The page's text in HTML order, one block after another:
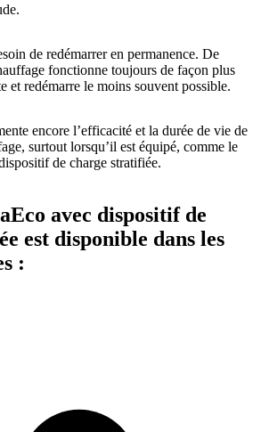
de redémarrer en permanence. De
fonctionne toujours de façon plus
et redémarre le moins souvent possible.
encore l’efficacité et la durée de vie de
surtout lorsqu’il est équipé, comme le
de charge stratifiée.
avec dispositif de
est disponible dans les
: